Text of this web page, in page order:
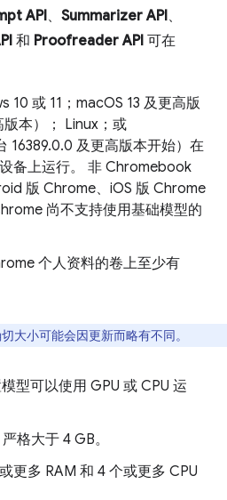
API、 Summarizer API、
和 Proofreader API 可在
10 或 11；macOS 13 及更高版
本）； Linux；或
16389.0.0 及更高版本开始）在
设备上运行。 非 Chromebook
版 Chrome、iOS 版 Chrome
尚不支持使用基础模型的
个人资料的卷上至少有
大小可能会因更新而略有不同。
模型可以使用 GPU 或 CPU 运
严格大于 4 GB。
或更多 RAM 和 4 个或更多 CPU